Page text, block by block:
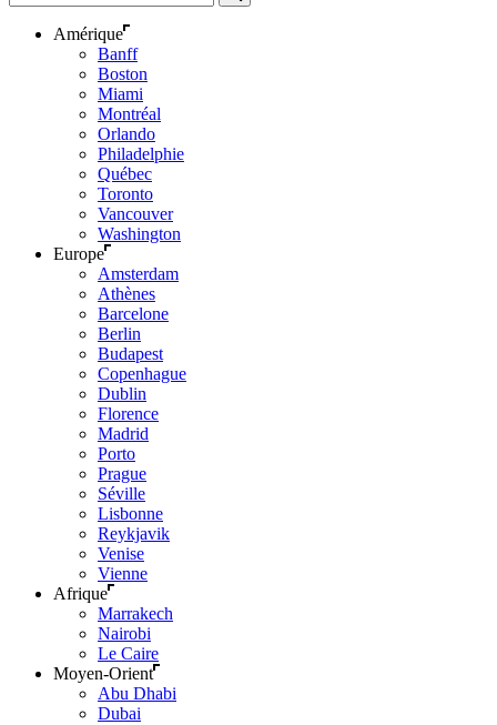
Amérique
Banff
Boston
Miami
Montréal
Orlando
Philadelphie
Québec
Toronto
Vancouver
Washington
Europe
Amsterdam
Athènes
Barcelone
Berlin
Budapest
Copenhague
Dublin
Florence
Madrid
Porto
Prague
Séville
Lisbonne
Reykjavik
Venise
Vienne
Afrique
Marrakech
Nairobi
Le Caire
Moyen-Orient
Abu Dhabi
Dubai